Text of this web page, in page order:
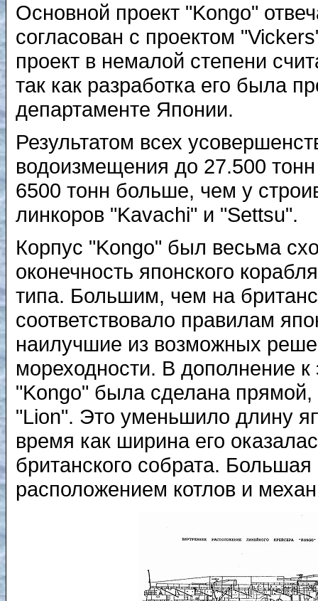
Основной проект "Kongo"
согласован с проектом
проект в немалой степени
так как разработка его была
департаменте Японии.
Результатом всех
водоизмещения до 27.500
6500 тонн больше, чем у
линкоров "Kavachi" и "Settsu".
Корпус "Kongo" был весьма
оконечность японского
типа. Большим, чем на
соответствовало правилам
наилучшие из возможных
мореходности. В дополнение
"Kongo" была сделана
"Lion". Это уменьшило длину
время как ширина его
британского собрата.
расположением котлов и